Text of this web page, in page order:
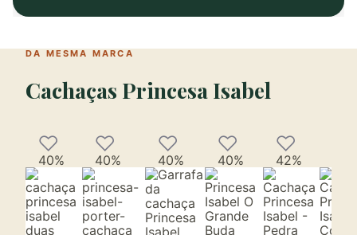
DA MESMA MARCA
Cachaças Princesa Isabel
40% 40% 40% 40% 42%